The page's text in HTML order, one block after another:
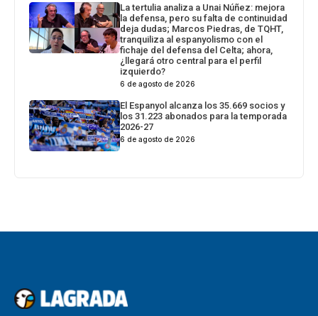
La tertulia analiza a Unai Núñez: mejora
la defensa, pero su falta de continuidad
deja dudas; Marcos Piedras, de TQHT,
tranquiliza al espanyolismo con el
fichaje del defensa del Celta; ahora,
¿llegará otro central para el perfil
izquierdo?
6 de agosto de 2026
El Espanyol alcanza los 35.669 socios y
los 31.223 abonados para la temporada
2026-27
6 de agosto de 2026